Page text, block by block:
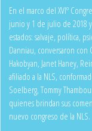
En el marco del XVIº
junio y 1 de julio de 2018
estados: salvaje, política,
Danniau, conversaron
Hakobyan, Janet Haney,
afiliado a la NLS,
Soelberg, Tommy
quienes brindan sus
nuevo congreso de la NLS.